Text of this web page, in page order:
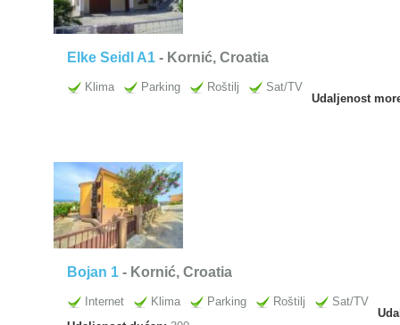
Elke Seidl A1 - Kornić, Croatia
Klima Parking Roštilj
Sat/TV
Udaljenost
Bojan 1 - Kornić, Croatia
Internet Klima Parking Roštilj
Sat/TV